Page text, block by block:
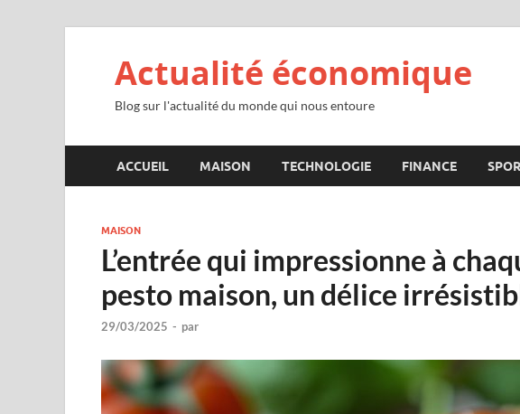
Actualité économique
Blog sur l'actualité du monde qui nous entoure
ACCUEIL MAISON TECHNOLOGIE FINANCE
MAISON
L’entrée qui impressionne à
pesto maison, un délice
29/03/2025 - par